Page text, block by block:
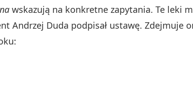
wskazują na konkretne zapytania. Te leki
Andrzej Duda podpisał ustawę. Zdejmuje